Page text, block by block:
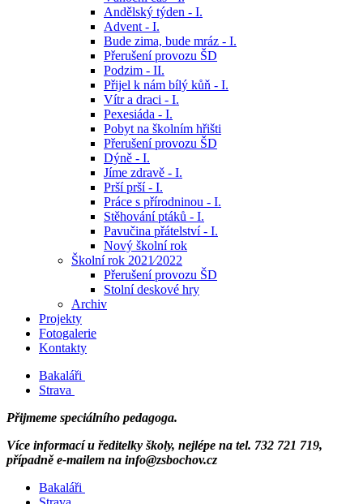
Andělský týden - I.
Advent - I.
Bude zima, bude mráz - I.
Přerušení provozu ŠD
Podzim - II.
Přijel k nám bílý kůň - I.
Vítr a draci - I.
Pexesiáda - I.
Pobyt na školním hřišti
Přerušení provozu ŠD
Dýně - I.
Jíme zdravě - I.
Prší prší - I.
Práce s přírodninou - I.
Stěhování ptáků - I.
Pavučina přátelství - I.
Nový školní rok
Školní rok 2021⁄2022
Přerušení provozu ŠD
Stolní deskové hry
Archiv
Projekty
Fotogalerie
Kontakty
Bakaláři
Strava
Přijmeme speciálního pedagoga.
Více informací u ředitelky školy, nejlépe na tel. 732 721 719,
případně e-mailem na info@zsbochov.cz
Bakaláři